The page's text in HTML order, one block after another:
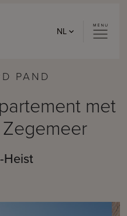
NL
PAND
met
Heist